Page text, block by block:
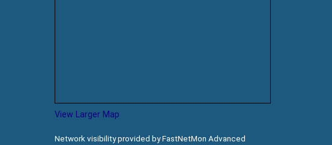
View Larger Map
Network visibility provided by FastNetMon Advanced